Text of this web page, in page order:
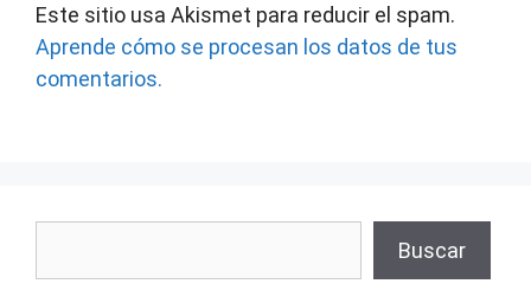
Este sitio usa Akismet para reducir el spam.
Aprende cómo se procesan los datos de tus
comentarios.
Buscar